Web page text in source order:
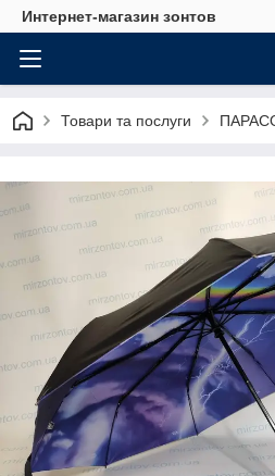
Интернет-магазин зонтов
Товари та послуги